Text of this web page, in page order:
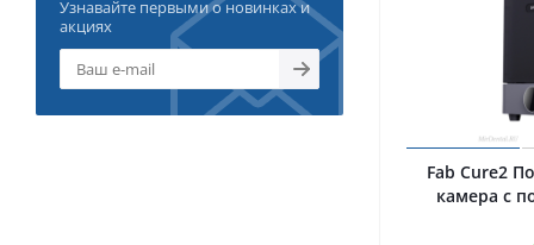
Fab Cure2
камера с
Узнавайте первыми о новинках и
акциях